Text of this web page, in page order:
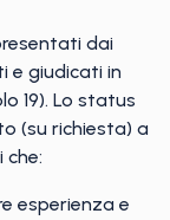
dai
e giudicati in
19). Lo status
(su richiesta) a
esperienza e